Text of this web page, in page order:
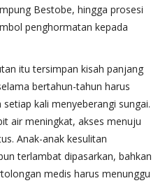
Bestobe, hingga prosesi
penghormatan kepada
itu tersimpan kisah panjang
bertahun-tahun harus
kali menyeberangi sungai.
air meningkat, akses menuju
Anak-anak kesulitan
terlambat dipasarkan, bahkan
medis harus menunggu